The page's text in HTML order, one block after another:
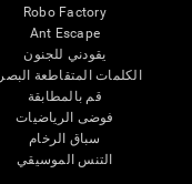
Robo Factory
Ant Escape
يقودني للجنون
الكلمات المتقاطعة
قم بالمطابقة
فوضى الرياضيات
سباق الرخام
التنس الموسيقي